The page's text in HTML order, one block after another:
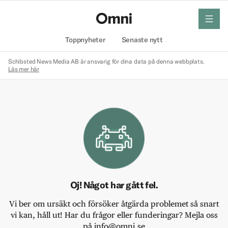
Toppnyheter Senaste nytt
meny
Schibsted News Media AB är ansvarig för dina data på denna webbplats.
Läs mer här
Oj! Något har gått fel.
Vi ber om ursäkt och försöker åtgärda problemet så snart
vi kan, håll ut! Har du frågor eller funderingar? Mejla oss